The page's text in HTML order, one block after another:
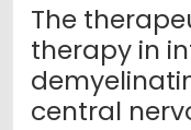
The
therapy in
central